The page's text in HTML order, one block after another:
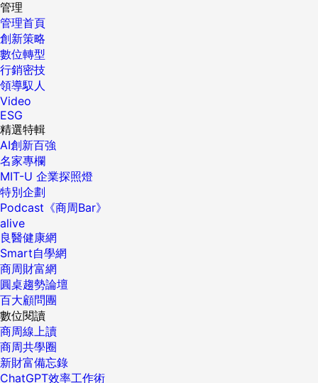
管理
管理首頁
創新策略
數位轉型
行銷密技
領導馭人
Video
ESG
精選特輯
AI創新百強
名家專欄
MIT-U 企業探照燈
特別企劃
Podcast《商周Bar》
alive
良醫健康網
Smart自學網
商周財富網
圓桌趨勢論壇
百大顧問團
數位閱讀
商周線上讀
商周共學圈
新財富備忘錄
ChatGPT效率工作術